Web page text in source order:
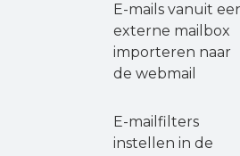
E-mails vanuit
externe mailbox
importeren naar
de webmail
E-mailfilters
instellen in de